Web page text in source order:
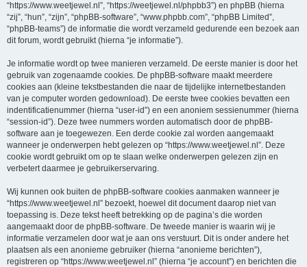
“https://www.weetjewel.nl”, “https://weetjewel.nl/phpbb3”) en phpBB (hierna
“zij”, “hun”, “zijn”, “phpBB-software”, “www.phpbb.com”, “phpBB Limited”,
“phpBB-teams”) de informatie die wordt verzameld gedurende een bezoek aan
dit forum, wordt gebruikt (hierna “je informatie”).
Je informatie wordt op twee manieren verzameld. De eerste manier is door het
gebruik van zogenaamde cookies. De phpBB-software maakt meerdere
cookies aan (kleine tekstbestanden die naar de tijdelijke internetbestanden
van je computer worden gedownload). De eerste twee cookies bevatten een
indentificatienummer (hierna “user-id”) en een anoniem sessienummer (hierna
“session-id”). Deze twee nummers worden automatisch door de phpBB-
software aan je toegewezen. Een derde cookie zal worden aangemaakt
wanneer je onderwerpen hebt gelezen op “https://www.weetjewel.nl”. Deze
cookie wordt gebruikt om op te slaan welke onderwerpen gelezen zijn en
verbetert daarmee je gebruikerservaring.
Wij kunnen ook buiten de phpBB-software cookies aanmaken wanneer je
“https://www.weetjewel.nl” bezoekt, hoewel dit document daarop niet van
toepassing is. Deze tekst heeft betrekking op de pagina’s die worden
aangemaakt door de phpBB-software. De tweede manier is waarin wij je
informatie verzamelen door wat je aan ons verstuurt. Dit is onder andere het
plaatsen als een anonieme gebruiker (hierna “anonieme berichten”),
registreren op “https://www.weetjewel.nl” (hierna “je account”) en berichten die